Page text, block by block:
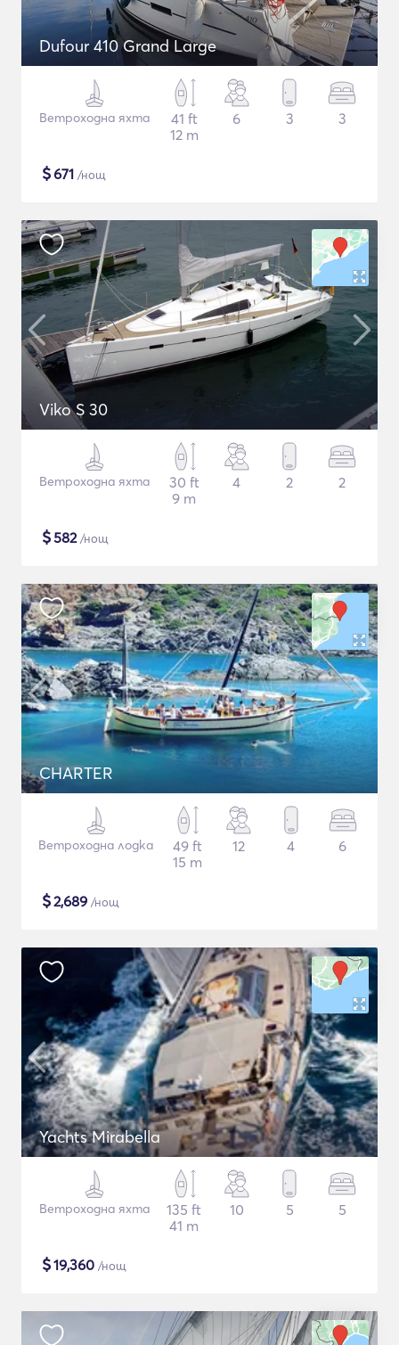
Dufour 410 Grand Large
Ветроходна яхта
41 ft
12 m
6 3 3
$671 /нощ
Viko S 30
Ветроходна яхта
30 ft
9 m
4 2 2
$582/нощ
CHARTER
Ветроходна лодка
49 ft
15 m
12 4 6
$2,689 /нощ
Yachts Mirabella
Ветроходна яхта
135 ft
41 m
10 5 5
$19,360 /нощ